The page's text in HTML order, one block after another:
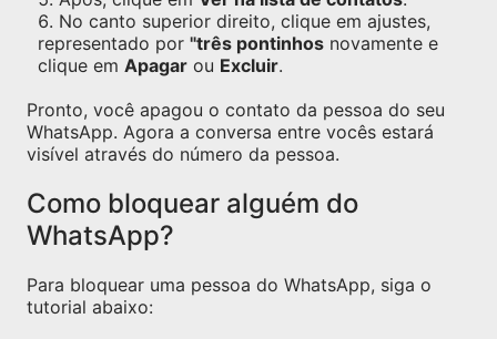
No canto superior direito, clique em ajustes,
representado por "três pontinhos novamente e
clique em Apagar ou Excluir.
Pronto, você apagou o contato da pessoa do seu
WhatsApp. Agora a conversa entre vocês estará
visível através do número da pessoa.
Como bloquear alguém do
WhatsApp?
Para bloquear uma pessoa do WhatsApp, siga o
tutorial abaixo: